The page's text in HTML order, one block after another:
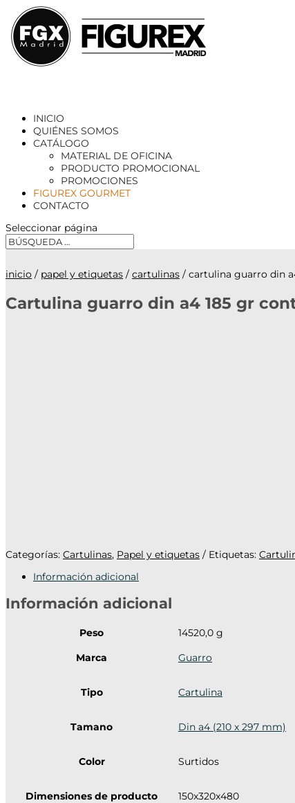
INICIO
QUIÉNES SOMOS
CATÁLOGO
MATERIAL DE OFICINA
PRODUCTO PROMOCIONAL
PROMOCIONES
FIGUREX GOURMET
CONTACTO
Seleccionar página
inicio / papel y etiquetas / cartulinas / cartulina guarro din
Cartulina guarro din a4 185 gr
Categorías: Cartulinas, Papel y etiquetas Etiquetas:
Información adicional
Información adicional
Peso
14520,0 g
Marca
Guarro
Tipo Cartulina
Tamano Din a4 (210 x 297 mm)
Color Surtidos
Dimensiones de producto 150x320x480